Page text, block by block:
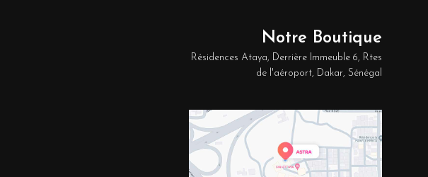
Notre Boutique
Résidences Ataya, Derrière Immeuble 6, Rtes
de l'aéroport, Dakar, Sénégal